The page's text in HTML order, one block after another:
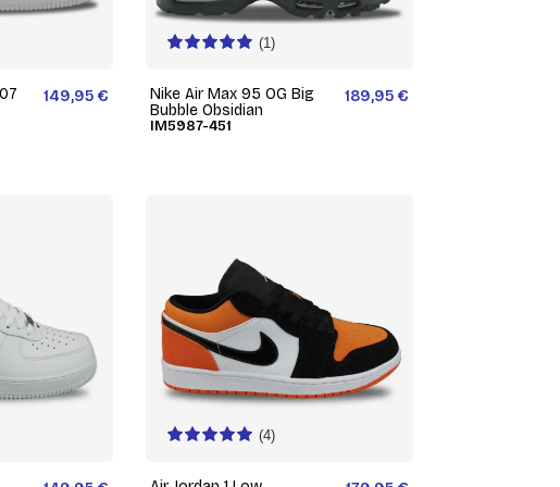
149,95 €
(1)
Nike Air Max 95 OG Big
Bubble Obsidian
IM5987-451
189,95 €
(4)